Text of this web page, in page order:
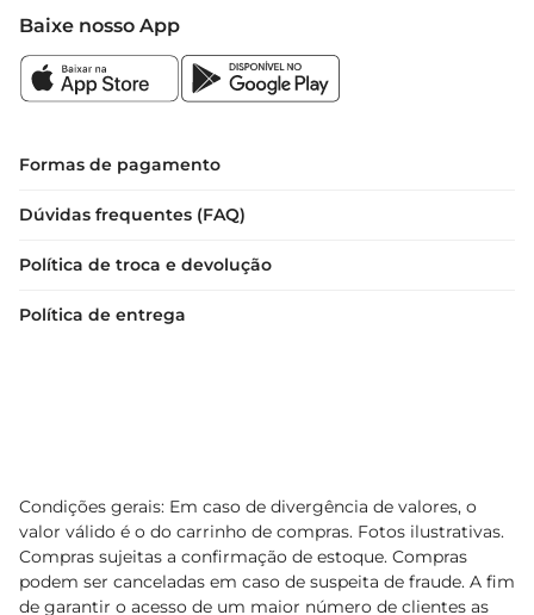
Baixe nosso App
Formas de pagamento
Dúvidas frequentes (FAQ)
Política de troca e devolução
Política de entrega
Condições gerais: Em caso de divergência de valores, o
valor válido é o do carrinho de compras. Fotos ilustrativas.
Compras sujeitas a confirmação de estoque. Compras
podem ser canceladas em caso de suspeita de fraude. A fim
de garantir o acesso de um maior número de clientes as